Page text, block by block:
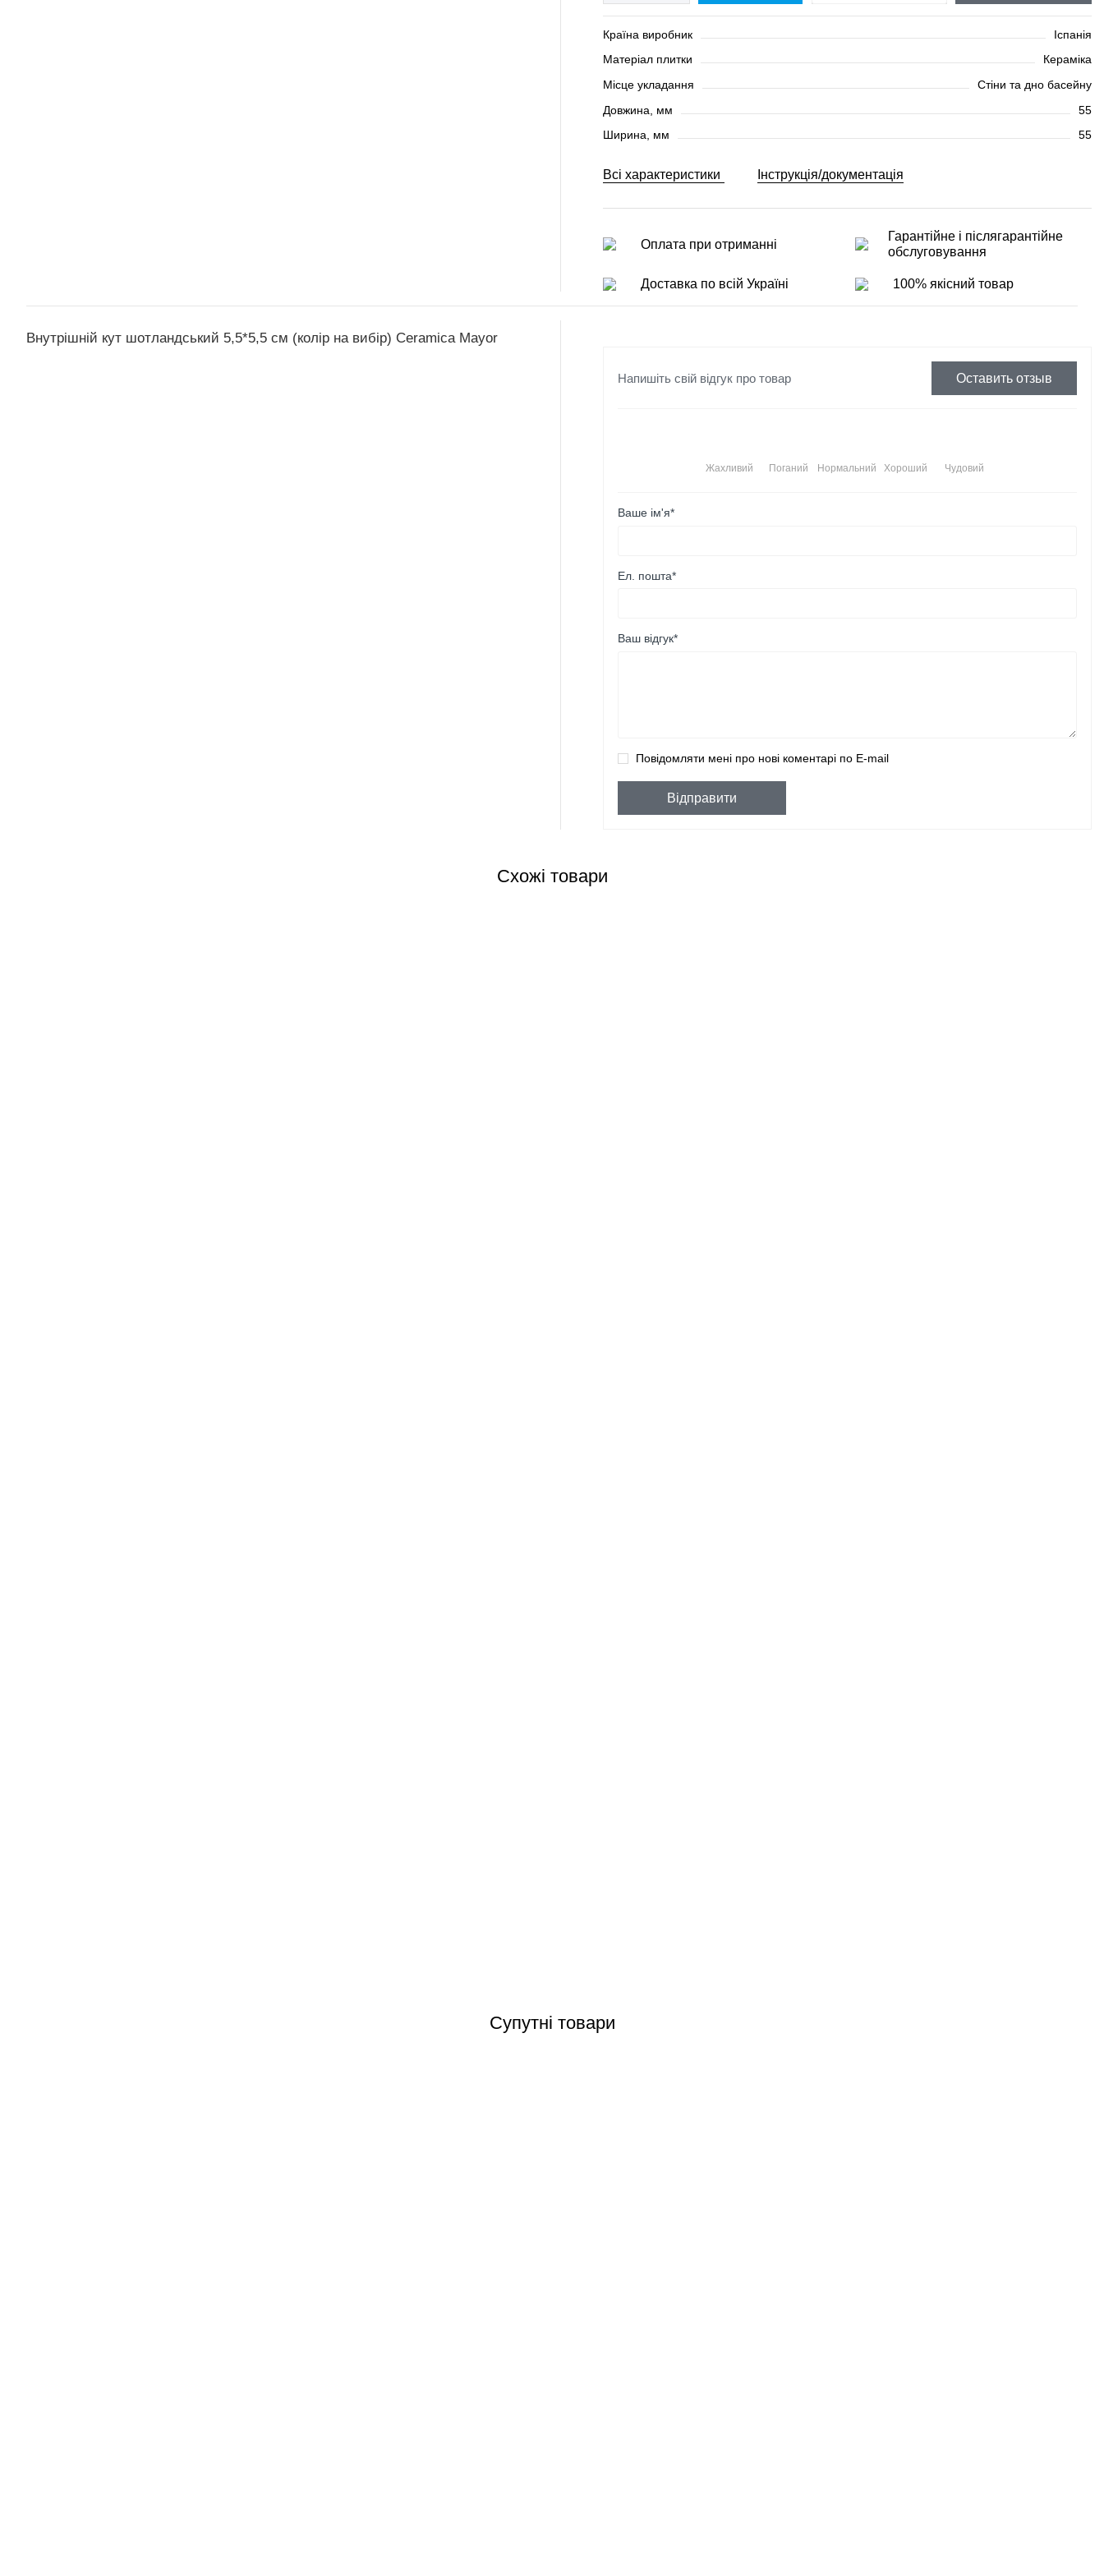
Країна виробник Іспанія
Матеріал плитки Кераміка
Місце укладання Стіни та дно басейну
Довжина, мм 55
Ширина, мм 55
Всі характеристики Інструкція/документація
Оплата при отриманні
Гарантійне і післягарантійне
обслуговування
Доставка по всій Україні 100% якісний товар
Внутрішній кут шотландський 5,5*5,5 см (колір на вибір) Ceramica Mayor
Напишіть свій відгук про товар Оставить отзыв
Чудовий
Хороший
Нормальний
Поганий
Жахливий
Ваше ім'я*
Ел. пошта*
Ваш відгук*
Повідомляти мені про нові коментарі по E-mail
Відправити
Схожі товари
Супутні товари